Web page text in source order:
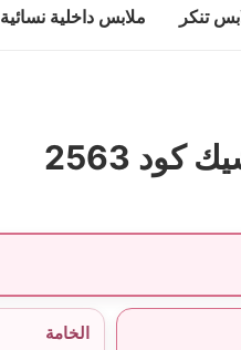
تنكر ملابس داخلية نسائية
2563
الخامة